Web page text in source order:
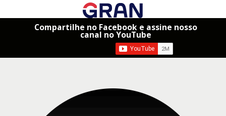
Compartilhe no Facebook e assine nosso
canal no YouTube